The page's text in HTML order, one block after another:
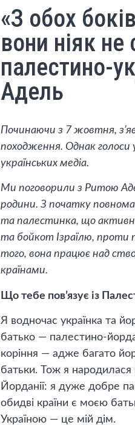
«З обох
вони ніяк не
палестино-
Адель
Починаючи з 7 жовтня,
походження. Однак голоси
українських медіа.
Ми поговорили з Ритою
родини. З початку
та палестинка, що
та бойкот Ізраїлю, проти
того, вона працює над
країнами.
Що тебе пов’язує із
Я водночас українка та
батько — палестино-
коріння — адже багато
батьки. Тож я народилася
Йорданії: я дуже добре
обидві країни є моєю
Україною — це мій дім.